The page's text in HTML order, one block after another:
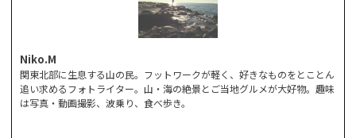
Niko.M
関東北部に生息する山の民。フットワークが軽く、好きなものをとことん
追い求めるフォトライター。山・海の絶景とご当地グルメが大好物。趣味
は写真・動画撮影、波乗り、食べ歩き。